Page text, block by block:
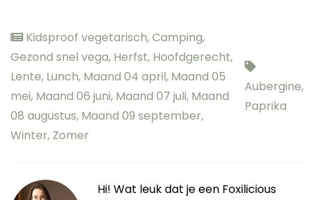
Kidsproof vegetarisch,Camping,
Gezond snel vega, Herfst, Hoofdgerecht,
Lente, Lunch, Maand 04 april, Maand 05
mei, Maand 06 juni, Maand 07 juli, Maand
08 augustus, Maand 09 september,
Winter, Zomer
Aubergine,
Paprika
Hi! Wat leuk dat je een Foxilicious